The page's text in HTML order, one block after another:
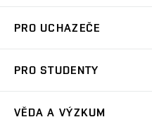
Koleje
Sport na VUT
PRO UCHAZEČE
Dny otevřených dveří
PRO STUDENTY
VĚDA A VÝZKUM